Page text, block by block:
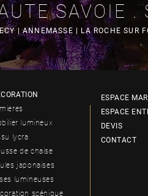
SAVOIE .
| ANNEMASSE | LA ROCHE SUR
lumineux
lycra
de chaise
japonaises
lumineuses
scénique
ESPACE
ESPACE
DEVIS
CONTACT